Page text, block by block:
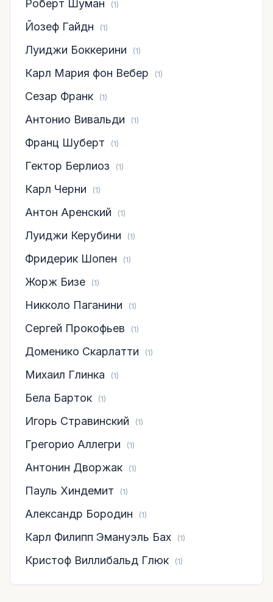
Роберт Шуман (1)
Йозеф Гайдн (1)
Луиджи Боккерини (1)
Карл Мария фон Вебер (1)
Сезар Франк (1)
Антонио Вивальди (1)
Франц Шуберт (1)
Гектор Берлиоз (1)
Карл Черни (1)
Антон Аренский (1)
Луиджи Керубини (1)
Фридерик Шопен (1)
Жорж Бизе (1)
Никколо Паганини (1)
Сергей Прокофьев (1)
Доменико Скарлатти (1)
Михаил Глинка (1)
Бела Барток (1)
Игорь Стравинский (1)
Грегорио Аллегри (1)
Антонин Дворжак (1)
Пауль Хиндемит (1)
Александр Бородин (1)
Карл Филипп Эмануэль Бах (1)
Кристоф Виллибальд Глюк (1)